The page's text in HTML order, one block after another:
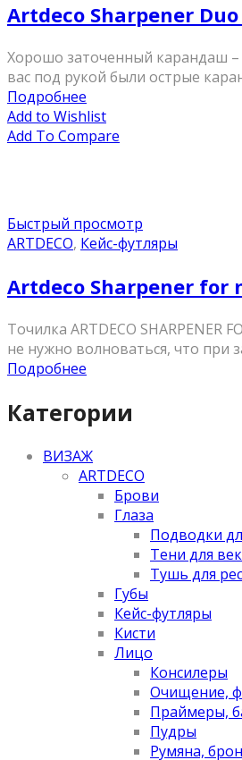
Artdeco Sharpener
Хорошо заточенный карандаш –
вас под рукой были острые
Подробнее
Add to Wishlist
Add To Compare
Быстрый просмотр
ARTDECO, Кейс-футляры
Artdeco Sharpener for
Точилка ARTDECO
не нужно волноваться, что при
Подробнее
Категории
ВИЗАЖ
ARTDECO
Брови
Глаза
Подводки
Тени для век
Тушь для
Губы
Кейс-футляры
Кисти
Лицо
Консилеры
Очищение,
Праймеры,
Пудры
Румяна,